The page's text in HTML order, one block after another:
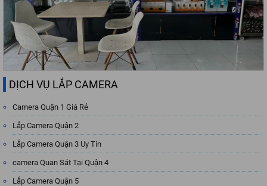
DỊCH VỤ LẮP CAMERA
Camera Quận 1 Giá Rẻ
Lắp Camera Quận 2
Lắp Camera Quận 3 Uy Tín
camera Quan Sát Tại Quận 4
Lắp Camera Quận 5